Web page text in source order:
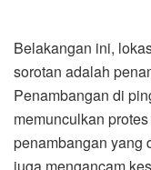
Belakangan ini,
sorotan adalah
Penambangan di
memunculkan
penambangan yang
juga mengancam